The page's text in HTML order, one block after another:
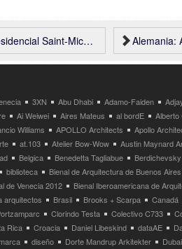
Alemania:
Barbarese Toupouzanov Architectes
3XN Abu Dhabi Adamo-Faiden
Ai Weiwei Aires Mateus al bordE
Alberto
Williams APOLLO Architects
Apollo
at.103 Atelier Bow-Wow
Austin Maynard
Belgica Benedetta Tagliabue
biblioteca
Bienal de Arquitectura de Buenos Aires
de Venecia 2012
Bienal Iberoamericana de
arquitectos Brasil Brooks + Scarpa
Canadá
Clorindo Testa Colectivo C733
Rica Croacia Daniel Libeskind dataAE
diseño Dorte Mandrup Arkitekter
Dubai